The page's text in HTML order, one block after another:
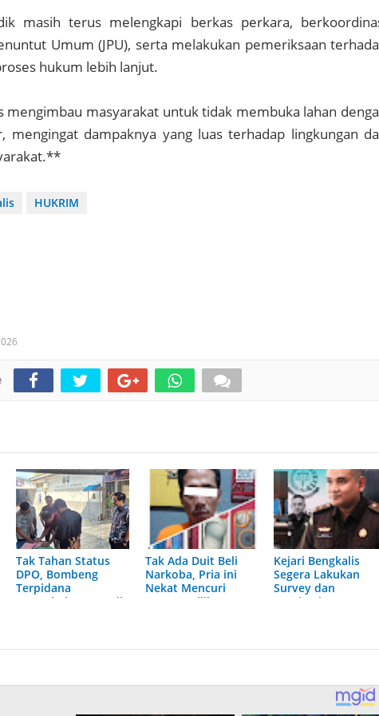
masih terus melengkapi berkas perkara,
Umum (JPU), serta melakukan pemeriksaan
hukum lebih lanjut.
mengimbau masyarakat untuk tidak membuka lahan
mengingat dampaknya yang luas terhadap lingkungan
HUKRIM
Tak Tahan Status
DPO, Bombeng
Terpidana
Perambah Hutan di
Tak Ada Duit Beli
Narkoba, Pria ini
Nekat Mencuri
Barang Milik
Kejari Bengkalis
Segera Lakukan
Survey dan
Monitoring Dapur